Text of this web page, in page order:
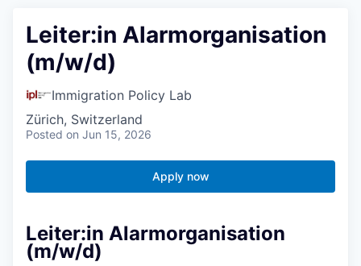
Leiter:in Alarmorganisation
(m/w/d)
Immigration Policy Lab
Zürich, Switzerland
Posted on Jun 15, 2026
Apply now
Leiter:in Alarmorganisation
(m/w/d)